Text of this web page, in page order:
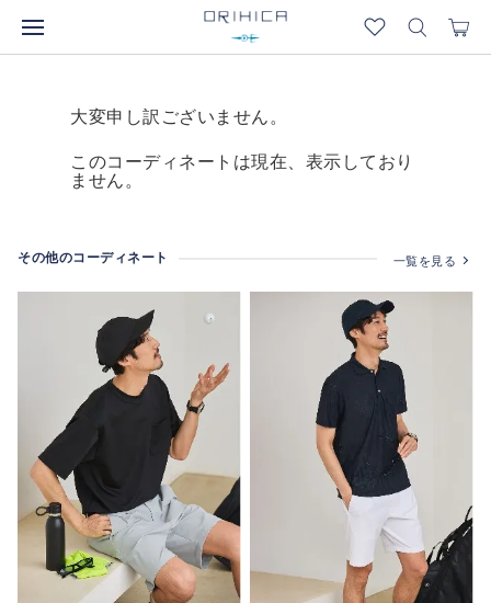
大変申し訳ございません。
このコーディネートは現在、表示しており
ません。
その他のコーディネート 一覧を見る